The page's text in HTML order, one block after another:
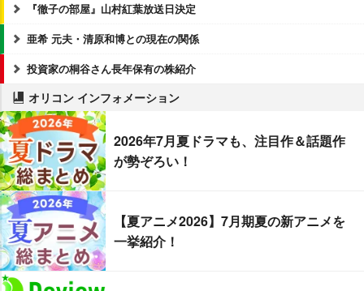
『徹子の部屋』山村紅葉放送日決定
亜希 元夫・清原和博との現在の関係
投資家の桐谷さん長年保有の株紹介
オリコン インフォメーション
2026年7月夏ドラマも、注目作＆話題作
が勢ぞろい！
【夏アニメ2026】7月期夏の新アニメを
一挙紹介！